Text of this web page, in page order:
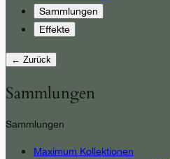
Sammlungen
Effekte
← Zurück
Sammlungen
Sammlungen
Maximum Kollektionen